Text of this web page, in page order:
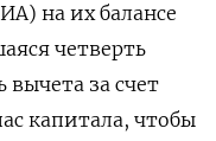
на их балансе
четверть
за счет
капитала, чтобы